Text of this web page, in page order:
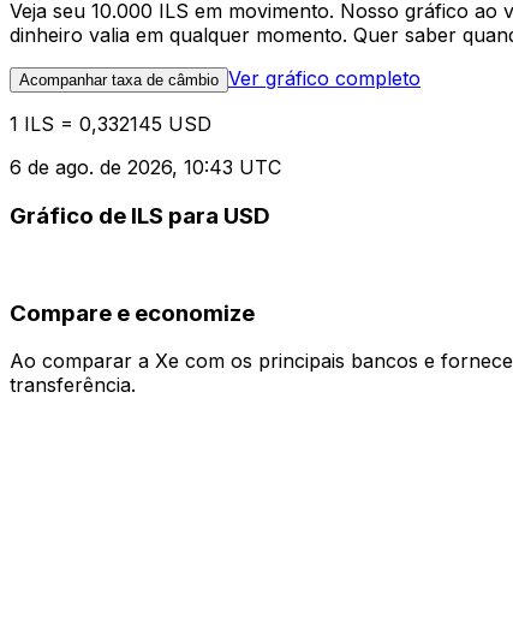
Veja seu 10.000 ILS em movimento. Nosso gráfico ao
dinheiro valia em qualquer momento. Quer saber
Acompanhar taxa de câmbio Ver gráfico completo
1 ILS = 0,332145 USD
6 de ago. de 2026, 10:43 UTC
Gráfico de ILS para USD
Compare e economize
Ao comparar a Xe com os principais bancos e
transferência.